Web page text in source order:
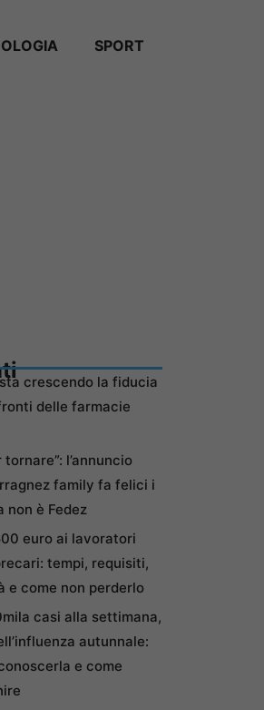
SPORT
crescendo la fiducia
delle farmacie
tornare”: l’annuncio
family fa felici i
non è Fedez
euro ai lavoratori
tempi, requisiti,
e come non perderlo
casi alla settimana,
autunnale:
e come